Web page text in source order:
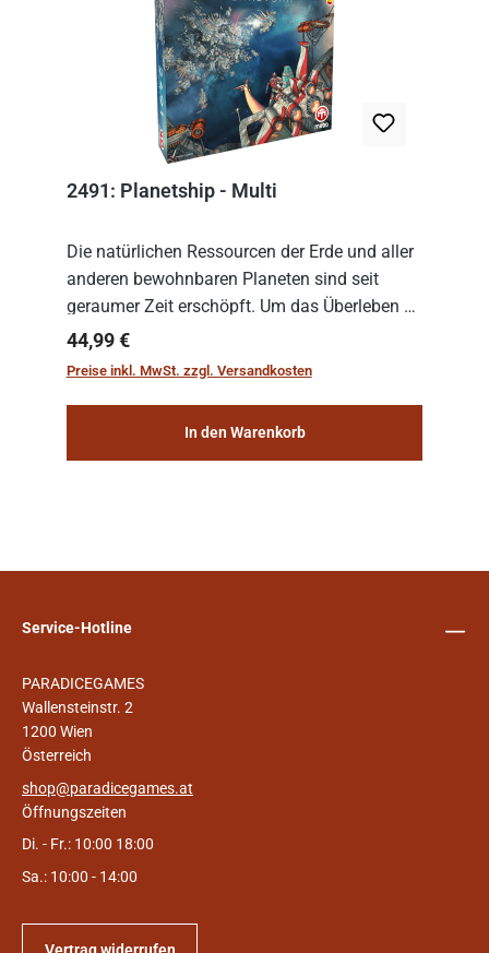
2491: Planetship - Multi
Die natürlichen Ressourcen der Erde und aller
anderen bewohnbaren Planeten sind seit
geraumer Zeit erschöpft. Um das Überleben zu
sichern, wurden die sogenannten
„Weltenschiffe“ gebaut. Auf diesen
Regulärer Preis:
44,99 €
Preise inkl. MwSt. zzgl. Versandkosten
In den Warenkorb
Service-Hotline
PARADICEGAMES
Wallensteinstr. 2
1200 Wien
Österreich
shop@paradicegames.at
Öffnungszeiten
Di. - Fr.: 10:00 18:00
Sa.: 10:00 - 14:00